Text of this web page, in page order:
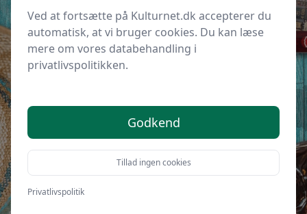
Udgivet i Kulturnyt
Brug penge på kultur og bliv
klogere på livet
Ved at fortsætte på Kulturnet.dk accepterer du
automatisk, at vi bruger cookies. Du kan læse
mere om vores databehandling i
privatlivspolitikken.
Godkend
Tillad ingen cookies
Privatlivspolitik